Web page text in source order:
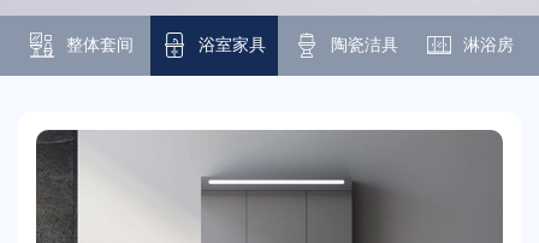
新闻资讯
招商加盟
服务技术
经销商专区
整体套间 浴室家具 陶瓷洁具 淋浴房